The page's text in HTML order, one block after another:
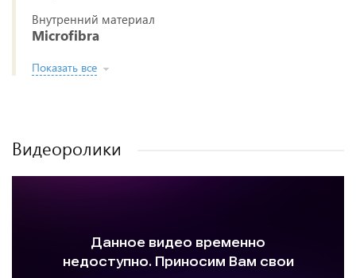
Внутренний материал
Microfibra
Показать все
Видеоролики